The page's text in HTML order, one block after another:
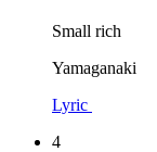
Small rich
Yamaganaki
Lyric
4